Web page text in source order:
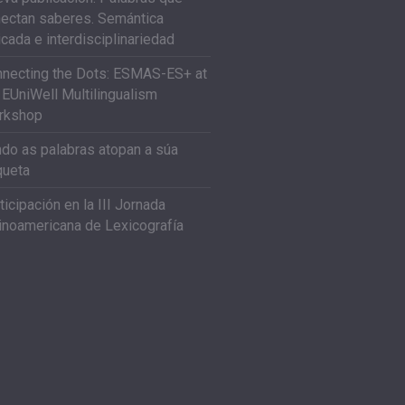
saberes. Semántica
e interdisciplinariedad
the Dots: ESMAS-ES+ at
Multilingualism
as palabras atopan a súa
en la III Jornada
de Lexicografía